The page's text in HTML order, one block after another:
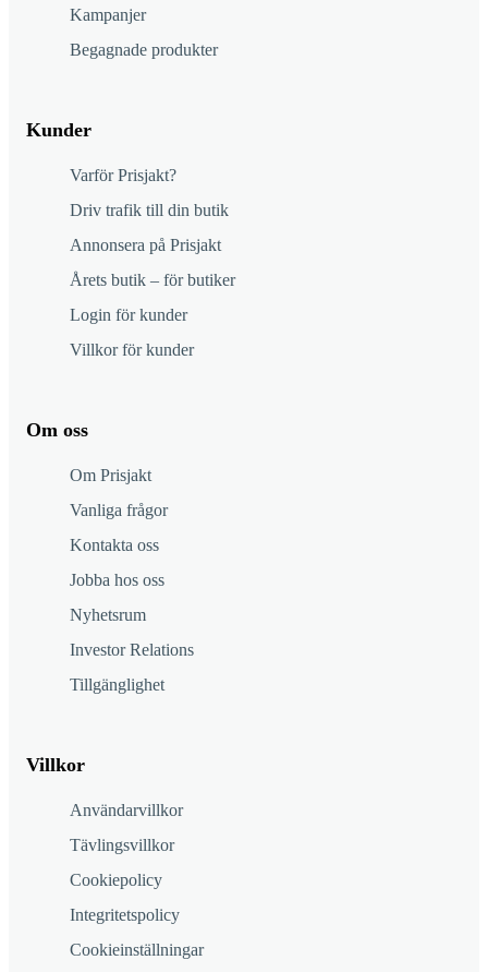
Kampanjer
Begagnade produkter
Kunder
Varför Prisjakt?
Driv trafik till din butik
Annonsera på Prisjakt
Årets butik – för butiker
Login för kunder
Villkor för kunder
Om oss
Om Prisjakt
Vanliga frågor
Kontakta oss
Jobba hos oss
Nyhetsrum
Investor Relations
Tillgänglighet
Villkor
Användarvillkor
Tävlingsvillkor
Cookiepolicy
Integritetspolicy
Cookieinställningar